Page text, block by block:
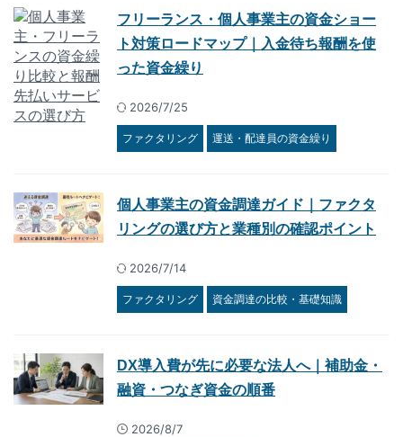
フリーランス・個人事業主の資金ショー
ト対策ロードマップ｜入金待ち報酬を使
った資金繰り
2026/7/25
ファクタリング 運送・配達員の資金繰り
個人事業主の資金調達ガイド｜ファクタ
リングの選び方と業種別の確認ポイント
2026/7/14
ファクタリング 資金調達の比較・基礎知識
DX導入費が先に必要な法人へ｜補助金・
融資・つなぎ資金の順番
2026/8/7